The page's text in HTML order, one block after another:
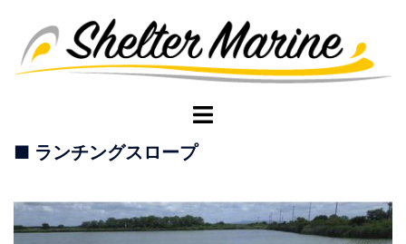
ト
ル
ニ
ュ
■ ランチングスロープ